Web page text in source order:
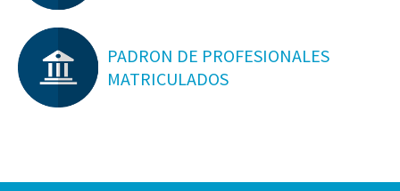
PADRON DE PROFESIONALES
MATRICULADOS